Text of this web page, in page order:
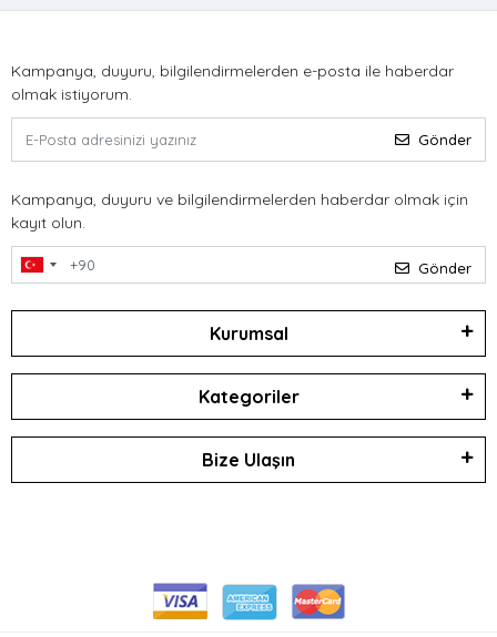
Kampanya, duyuru, bilgilendirmelerden e-posta ile haberdar
olmak istiyorum.
Gönder
Kampanya, duyuru ve bilgilendirmelerden haberdar olmak için
kayıt olun.
Gönder
Kurumsal
Kategoriler
Bize Ulaşın